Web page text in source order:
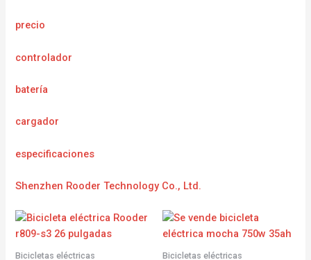
precio
controlador
batería
cargador
especificaciones
Shenzhen Rooder Technology Co., Ltd.
Bicicletas eléctricas Bicicletas eléctricas